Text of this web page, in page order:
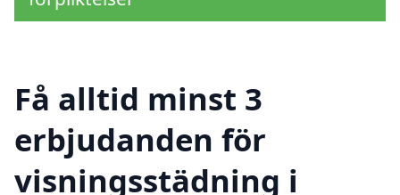
Få alltid minst 3
erbjudanden för
visningsstädning i